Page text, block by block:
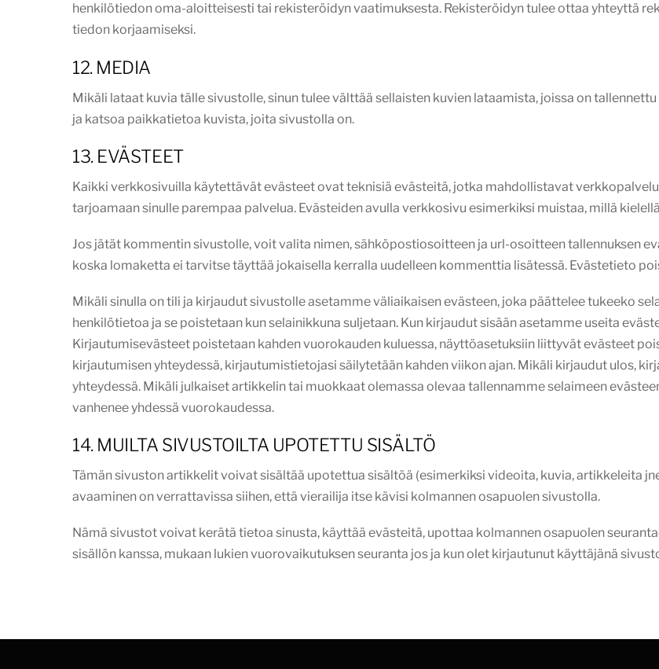
henkilötiedon oma-aloitteisesti tai rekisteröidyn vaatimuksesta. Rekisteröidyn tulee ottaa yhteyttä
tiedon korjaamiseksi.
12. MEDIA
Mikäli lataat kuvia tälle sivustolle, sinun tulee välttää sellaisten kuvien lataamista, joissa on
ja katsoa paikkatietoa kuvista, joita sivustolla on.
13. EVÄSTEET
Kaikki verkkosivuilla käytettävät evästeet ovat teknisiä evästeitä, jotka mahdollistavat
tarjoamaan sinulle parempaa palvelua. Evästeiden avulla verkkosivu esimerkiksi muistaa, millä
Jos jätät kommentin sivustolle, voit valita nimen, sähköpostiosoitteen ja url-osoitteen tallennuksen
koska lomaketta ei tarvitse täyttää jokaisella kerralla uudelleen kommenttia lisätessä. Evästetieto
Mikäli sinulla on tili ja kirjaudut sivustolle asetamme väliaikaisen evästeen, joka päättelee tukeeko
henkilötietoa ja se poistetaan kun selainikkuna suljetaan. Kun kirjaudut sisään asetamme useita
Kirjautumisevästeet poistetaan kahden vuorokauden kuluessa, näyttöasetuksiin liittyvät evästeet
kirjautumisen yhteydessä, kirjautumistietojasi säilytetään kahden viikon ajan. Mikäli kirjaudut ulos,
yhteydessä. Mikäli julkaiset artikkelin tai muokkaat olemassa olevaa tallennamme selaimeen
vanhenee yhdessä vuorokaudessa.
14. MUILTA SIVUSTOILTA UPOTETTU SISÄLTÖ
Tämän sivuston artikkelit voivat sisältää upotettua sisältöä (esimerkiksi videoita, kuvia, artikkeleita
avaaminen on verrattavissa siihen, että vierailija itse kävisi kolmannen osapuolen sivustolla.
Nämä sivustot voivat kerätä tietoa sinusta, käyttää evästeitä, upottaa kolmannen osapuolen
sisällön kanssa, mukaan lukien vuorovaikutuksen seuranta jos ja kun olet kirjautunut käyttäjänä